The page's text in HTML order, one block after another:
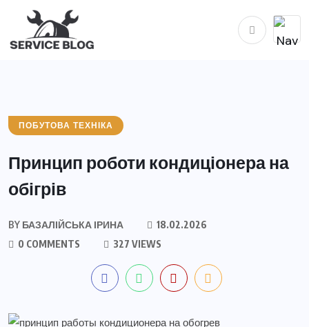
ПОБУТОВА ТЕХНІКА
Принцип роботи кондиціонера на
обігрів
BY БАЗАЛІЙСЬКА ІРИНА
18.02.2026
0 COMMENTS
327 VIEWS